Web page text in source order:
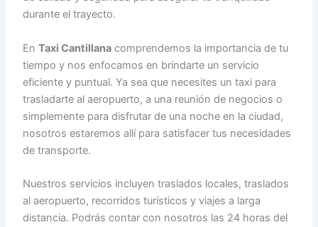
durante el trayecto.
EnTaxi Cantillana comprendemos la importancia de tu
tiempo y nos enfocamos en brindarte un servicio
eficiente y puntual. Ya sea que necesites un taxi para
trasladarte al aeropuerto, a una reunión de negocios o
simplemente para disfrutar de una noche en la ciudad,
nosotros estaremos allí para satisfacer tus necesidades
de transporte.
Nuestros servicios incluyen traslados locales, traslados
al aeropuerto, recorridos turísticos y viajes a larga
distancia. Podrás contar con nosotros las 24 horas del